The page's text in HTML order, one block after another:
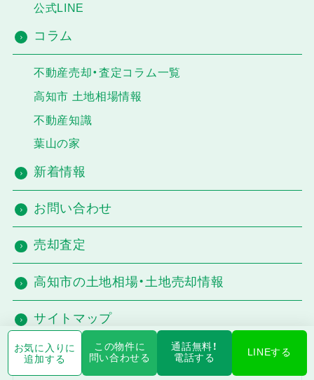
お気に入りに
追加する
この物件に
問い合わせる
通話無料！
電話する
LINEする
公式LINE
コラム
不動産売却・査定コラム一覧
高知市 土地相場情報
不動産知識
葉山の家
新着情報
お問い合わせ
売却査定
高知市の土地相場・土地売却情報
サイトマップ